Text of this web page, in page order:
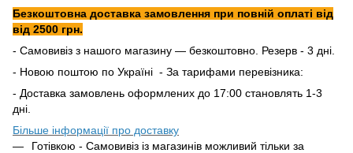
Безкоштовна доставка замовлення при повній оплаті від
від 2500 грн.
- Самовивіз з нашого магазину — безкоштовно. Резерв - 3 дні.
- Новою поштою по Україні - За тарифами перевізника:
- Доставка замовлень оформлених до 17:00 становлять 1-3
дні.
Більше інформації про доставку
Готівкою - Самовивіз із магазинів можливий тільки за